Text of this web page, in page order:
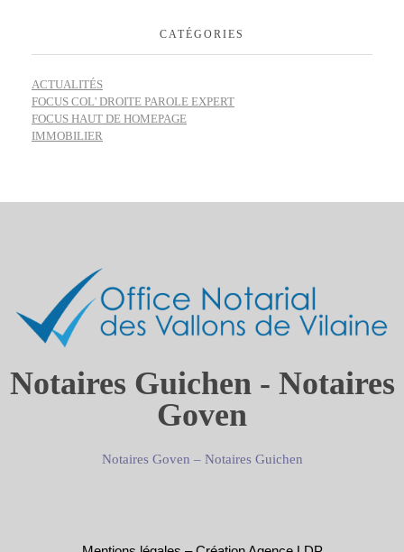
CATÉGORIES
ACTUALITÉS
FOCUS COL' DROITE PAROLE EXPERT
FOCUS HAUT DE HOMEPAGE
IMMOBILIER
Notaires Guichen - Notaires
Goven
Notaires Goven – Notaires Guichen